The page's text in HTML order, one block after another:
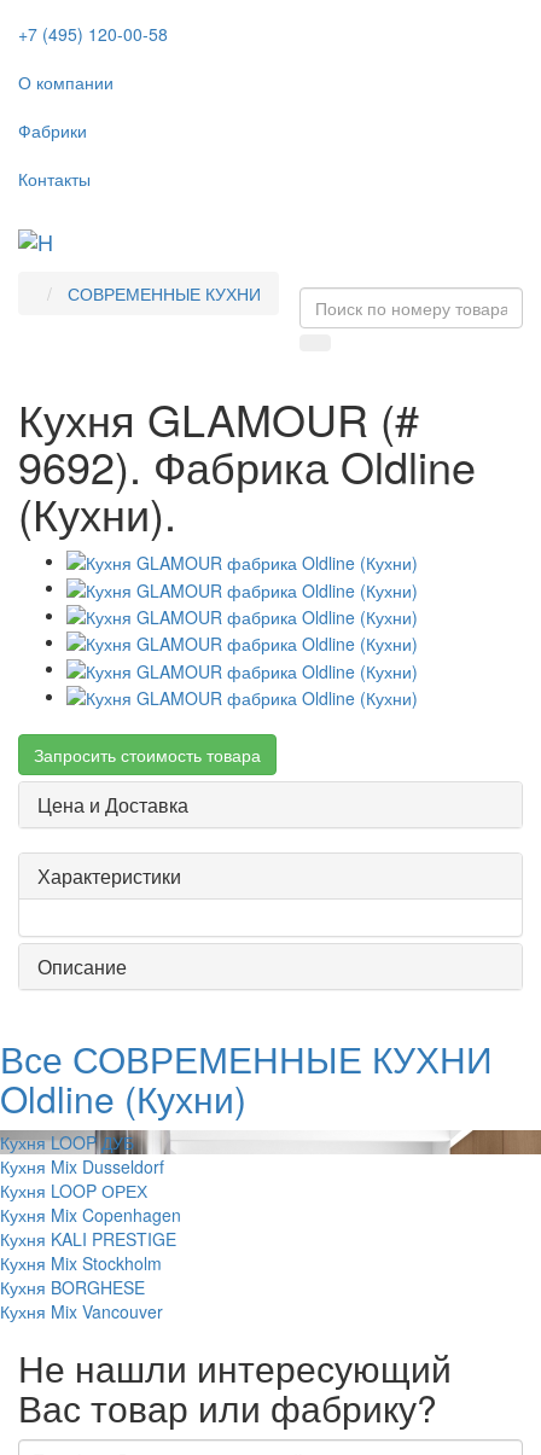
+7 (495) 120-00-58
О компании
Фабрики
Контакты
СОВРЕМЕННЫЕ КУХНИ
Кухня GLAMOUR (#
9692). Фабрика Oldline
(Кухни).
Запросить стоимость товара
Цена и Доставка
Характеристики
Описание
Все СОВРЕМЕННЫЕ КУХНИ
Oldline (Кухни)
Кухня LOOP ДУБ
Кухня Mix Dusseldorf
Кухня LOOP ОРЕХ
Кухня Mix Copenhagen
Кухня KALI PRESTIGE
Кухня Mix Stockholm
Кухня BORGHESE
Кухня Mix Vancouver
Не нашли интересующий
Вас товар или фабрику?